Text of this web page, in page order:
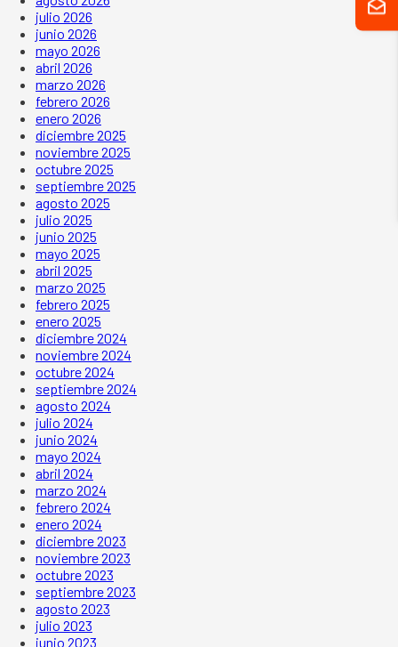
julio 2026
junio 2026
mayo 2026
abril 2026
marzo 2026
febrero 2026
enero 2026
diciembre 2025
noviembre 2025
octubre 2025
septiembre 2025
agosto 2025
julio 2025
junio 2025
mayo 2025
abril 2025
marzo 2025
febrero 2025
enero 2025
diciembre 2024
noviembre 2024
octubre 2024
septiembre 2024
agosto 2024
julio 2024
junio 2024
mayo 2024
abril 2024
marzo 2024
febrero 2024
enero 2024
diciembre 2023
noviembre 2023
octubre 2023
septiembre 2023
agosto 2023
julio 2023
junio 2023